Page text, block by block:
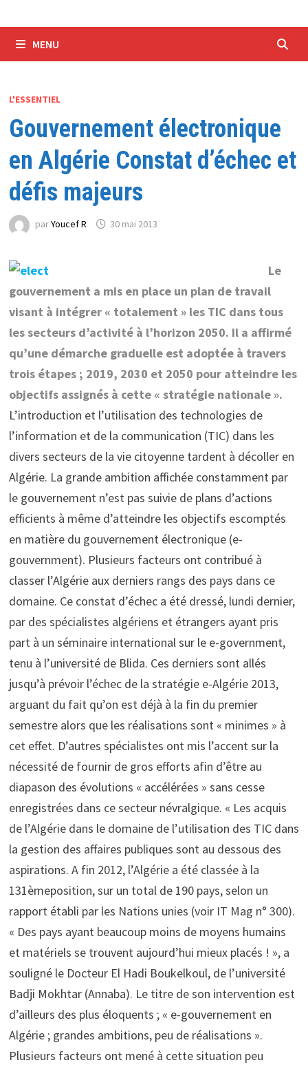
MENU
L'ESSENTIEL
Gouvernement électronique
en Algérie Constat d’échec et
défis majeurs
parYoucef R 30 mai 2013
Le
gouvernement a mis en place un plan de travail
visant à intégrer « totalement » les TIC dans tous
les secteurs d’activité à l’horizon 2050. Il a affirmé
qu’une démarche graduelle est adoptée à travers
trois étapes ; 2019, 2030 et 2050 pour atteindre les
objectifs assignés à cette « stratégie nationale ».
L’introduction et l’utilisation des technologies de
l’information et de la communication (TIC) dans les
divers secteurs de la vie citoyenne tardent à décoller en
Algérie. La grande ambition affichée constamment par
le gouvernement n’est pas suivie de plans d’actions
efficients à même d’atteindre les objectifs escomptés
en matière du gouvernement électronique (e-
gouvernment). Plusieurs facteurs ont contribué à
classer l’Algérie aux derniers rangs des pays dans ce
domaine. Ce constat d’échec a été dressé, lundi dernier,
par des spécialistes algériens et étrangers ayant pris
part à un séminaire international sur le e-government,
tenu à l’université de Blida. Ces derniers sont allés
jusqu’à prévoir l’échec de la stratégie e-Algérie 2013,
arguant du fait qu’on est déjà à la fin du premier
semestre alors que les réalisations sont « minimes » à
cet effet. D’autres spécialistes ont mis l’accent sur la
nécessité de fournir de gros efforts afin d’être au
diapason des évolutions « accélérées » sans cesse
enregistrées dans ce secteur névralgique. « Les acquis
de l’Algérie dans le domaine de l’utilisation des TIC dans
la gestion des affaires publiques sont au dessous des
aspirations. A fin 2012, l’Algérie a été classée à la
131èmeposition, sur un total de 190 pays, selon un
rapport établi par les Nations unies (voir IT Mag n° 300).
« Des pays ayant beaucoup moins de moyens humains
et matériels se trouvent aujourd’hui mieux placés ! », a
souligné le Docteur El Hadi Boukelkoul, de l’université
Badji Mokhtar (Annaba). Le titre de son intervention est
d’ailleurs des plus éloquents ; « e-gouvernement en
Algérie ; grandes ambitions, peu de réalisations ».
Plusieurs facteurs ont mené à cette situation peu